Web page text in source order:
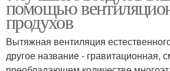
помощью
продухов
Вытяжная вентиляция
другое название - гравитационная,